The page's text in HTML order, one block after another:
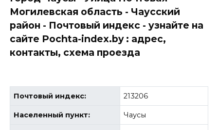
Могилевская область - Чаусский
район - Почтовый индекс - узнайте на
сайте Pochta-index.by : адрес,
контакты, схема проезда
Почтовый индекс: 213206
Населенный пункт: Чаусы